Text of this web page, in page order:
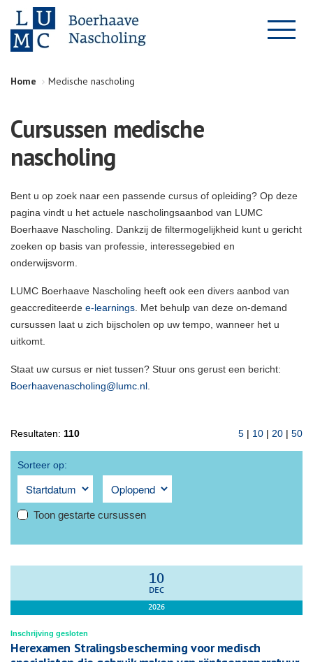
Home Medische nascholing
Cursussen medische
nascholing
Bent u op zoek naar een passende cursus of opleiding? Op deze
pagina vindt u het actuele nascholingsaanbod van LUMC
Boerhaave Nascholing. Dankzij de filtermogelijkheid kunt u gericht
zoeken op basis van professie, interessegebied en
onderwijsvorm.
LUMC Boerhaave Nascholing heeft ook een divers aanbod van
geaccrediteerde e-learnings . Met behulp van deze on-demand
cursussen laat u zich bijscholen op uw tempo, wanneer het u
uitkomt.
Staat uw cursus er niet tussen? Stuur ons gerust een bericht:
Boerhaavenascholing@lumc.nl
Resultaten: 110 5 | 10 | 20 | 50
Sorteer op:
Toon gestarte cursussen
10
DEC
2026
Inschrijving gesloten
Herexamen Stralingsbescherming voor medisch